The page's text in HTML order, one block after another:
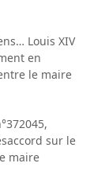
Louis XIV
en
le maire
sur le
maire